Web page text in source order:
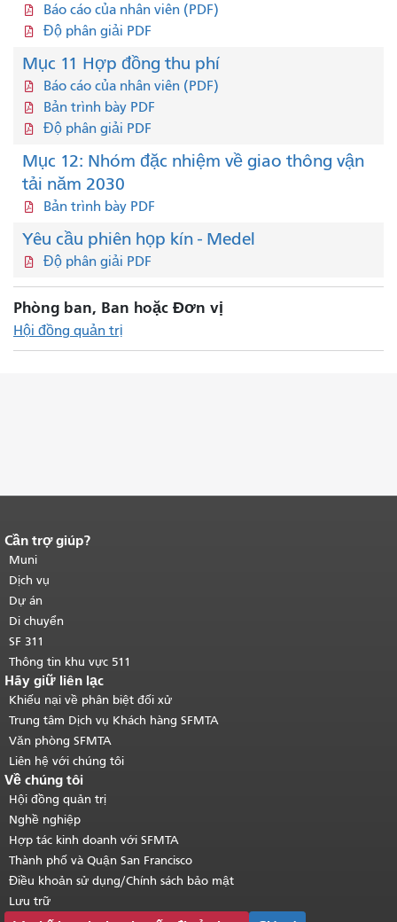
Báo cáo của nhân viên (PDF)
Độ phân giải PDF
Mục 11 Hợp đồng thu phí
Báo cáo của nhân viên (PDF)
Bản trình bày PDF
Độ phân giải PDF
Mục 12: Nhóm đặc nhiệm về giao thông vận
tải năm 2030
Bản trình bày PDF
Yêu cầu phiên họp kín - Medel
Độ phân giải PDF
Phòng ban, Ban hoặc Đơn vị
Hội đồng quản trị
Kết thúc nội dung trang.
của trang này được lặp lại trên mọi
trang.Quay lại đầu trang nội dung
chính.
Cần trợ giúp?
Muni
Dịch vụ
Dự án
Di chuyển
SF 311
Thông tin khu vực 511
Hãy giữ liên lạc
Khiếu nại về phân biệt đối xử
Trung tâm Dịch vụ Khách hàng SFMTA
Văn phòng SFMTA
Liên hệ với chúng tôi
Về chúng tôi
Hội đồng quản trị
Nghề nghiệp
Hợp tác kinh doanh với SFMTA
Thành phố và Quận San Francisco
Điều khoản sử dụng/Chính sách bảo mật
Lưu trữ